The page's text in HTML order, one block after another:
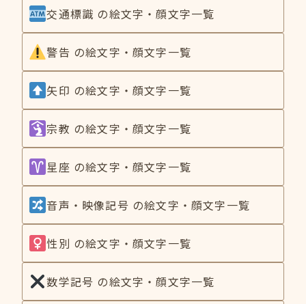
交通標識 の絵文字・顔文字一覧
警告 の絵文字・顔文字一覧
矢印 の絵文字・顔文字一覧
宗教 の絵文字・顔文字一覧
星座 の絵文字・顔文字一覧
音声・映像記号 の絵文字・顔文字一覧
性別 の絵文字・顔文字一覧
数学記号 の絵文字・顔文字一覧